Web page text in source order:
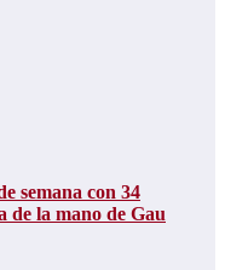
semana con 34
de la mano de Gau